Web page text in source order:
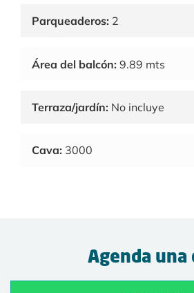
Parqueaderos: 2
Área del balcón: 9.89 mts
Terraza/jardín: No incluye
Cava: 3000
Agenda una